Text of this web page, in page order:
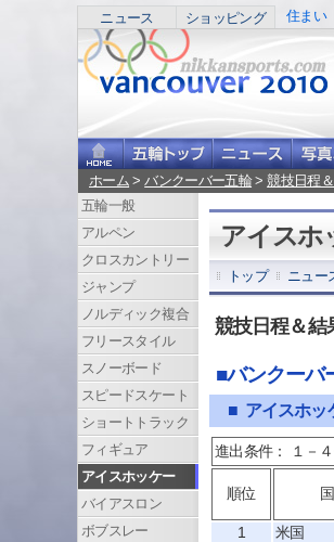
ニュース ショッピング 住まい
ホーム >バンクーバー五輪>競技日程
アイスホ
トップ ニュー
競技日程＆結
■バンクーバ
■ アイスホッ
進出条件： １－
順位
1
米国
五輪一般
アルペン
クロスカントリー
ジャンプ
ノルディック複合
フリースタイル
スノーボード
スピードスケート
ショートトラック
フィギュア
アイスホッケー
バイアスロン
ボブスレー